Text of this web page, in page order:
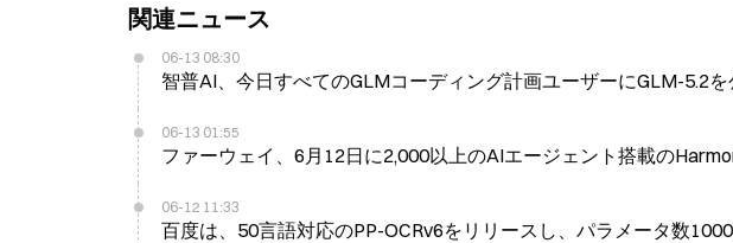
関連ニュース
06-13 08:30
智普AI、今日すべてのGLMコーディング計画ユーザーにGLM-5.2を
06-13 01:55
ファーウェイ、6月12日に2,000以上のAIエージェント搭載の
06-12 11:33
百度は、50言語対応のPP-OCRv6をリリースし、パラメータ数